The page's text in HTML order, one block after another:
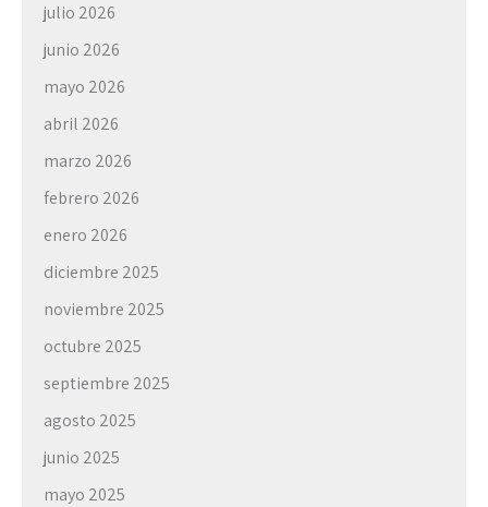
julio 2026
junio 2026
mayo 2026
abril 2026
marzo 2026
febrero 2026
enero 2026
diciembre 2025
noviembre 2025
octubre 2025
septiembre 2025
agosto 2025
junio 2025
mayo 2025